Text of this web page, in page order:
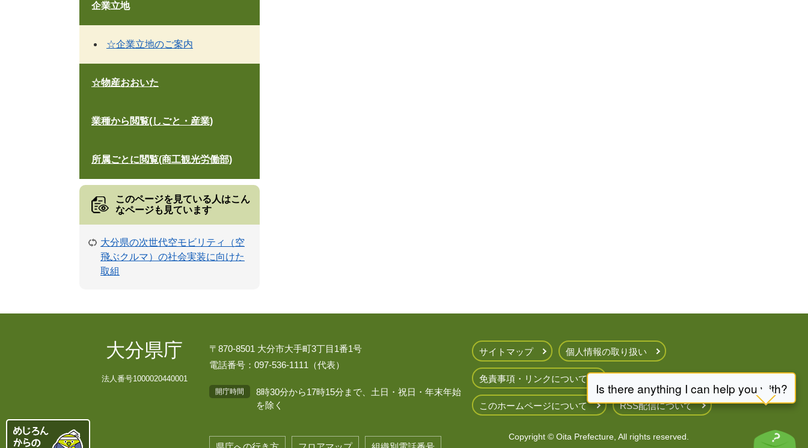
企業立地
☆企業立地のご案内
☆物産おおいた
業種から閲覧(しごと・産業)
所属ごとに閲覧(商工観光労働部)
このページを見ている人はこん
なページも見ています
大分県の次世代空モビリティ（空
飛ぶクルマ）の社会実装に向けた
取組
大分県庁
法人番号1000020440001
〒870-8501 大分市大手町3丁目1番1号
電話番号：097-536-1111（代表）
開庁時間
8時30分から17時15分まで、土日・祝日・年末年始
を除く
サイトマップ 個人情報の取り扱い
免責事項・リンクについて
このホームページについて RSS配信について
Copyright © Oita Prefecture, All rights reserved.